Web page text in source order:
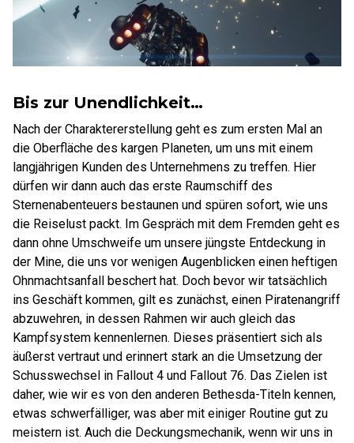
Bis zur Unendlichkeit…
Nach der Charaktererstellung geht es zum ersten Mal an
die Oberfläche des kargen Planeten, um uns mit einem
langjährigen Kunden des Unternehmens zu treffen. Hier
dürfen wir dann auch das erste Raumschiff des
Sternenabenteuers bestaunen und spüren sofort, wie uns
die Reiselust packt. Im Gespräch mit dem Fremden geht es
dann ohne Umschweife um unsere jüngste Entdeckung in
der Mine, die uns vor wenigen Augenblicken einen heftigen
Ohnmachtsanfall beschert hat. Doch bevor wir tatsächlich
ins Geschäft kommen, gilt es zunächst, einen Piratenangriff
abzuwehren, in dessen Rahmen wir auch gleich das
Kampfsystem kennenlernen. Dieses präsentiert sich als
äußerst vertraut und erinnert stark an die Umsetzung der
Schusswechsel in Fallout 4 und Fallout 76. Das Zielen ist
daher, wie wir es von den anderen Bethesda-Titeln kennen,
etwas schwerfälliger, was aber mit einiger Routine gut zu
meistern ist. Auch die Deckungsmechanik, wenn wir uns in